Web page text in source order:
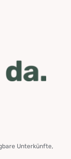
Unterkünfte,